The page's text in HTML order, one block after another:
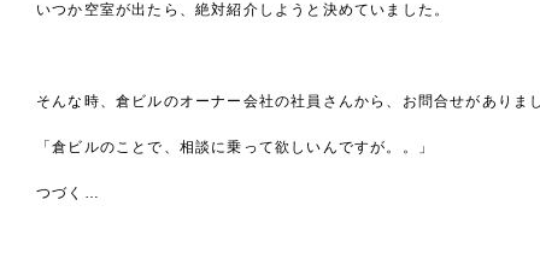
いつか空室が出たら、絶対紹介しようと決めていました。
そんな時、倉ビルのオーナー会社の社員さんから、お問合せがありま
「倉ビルのことで、相談に乗って欲しいんですが。。」
つづく…